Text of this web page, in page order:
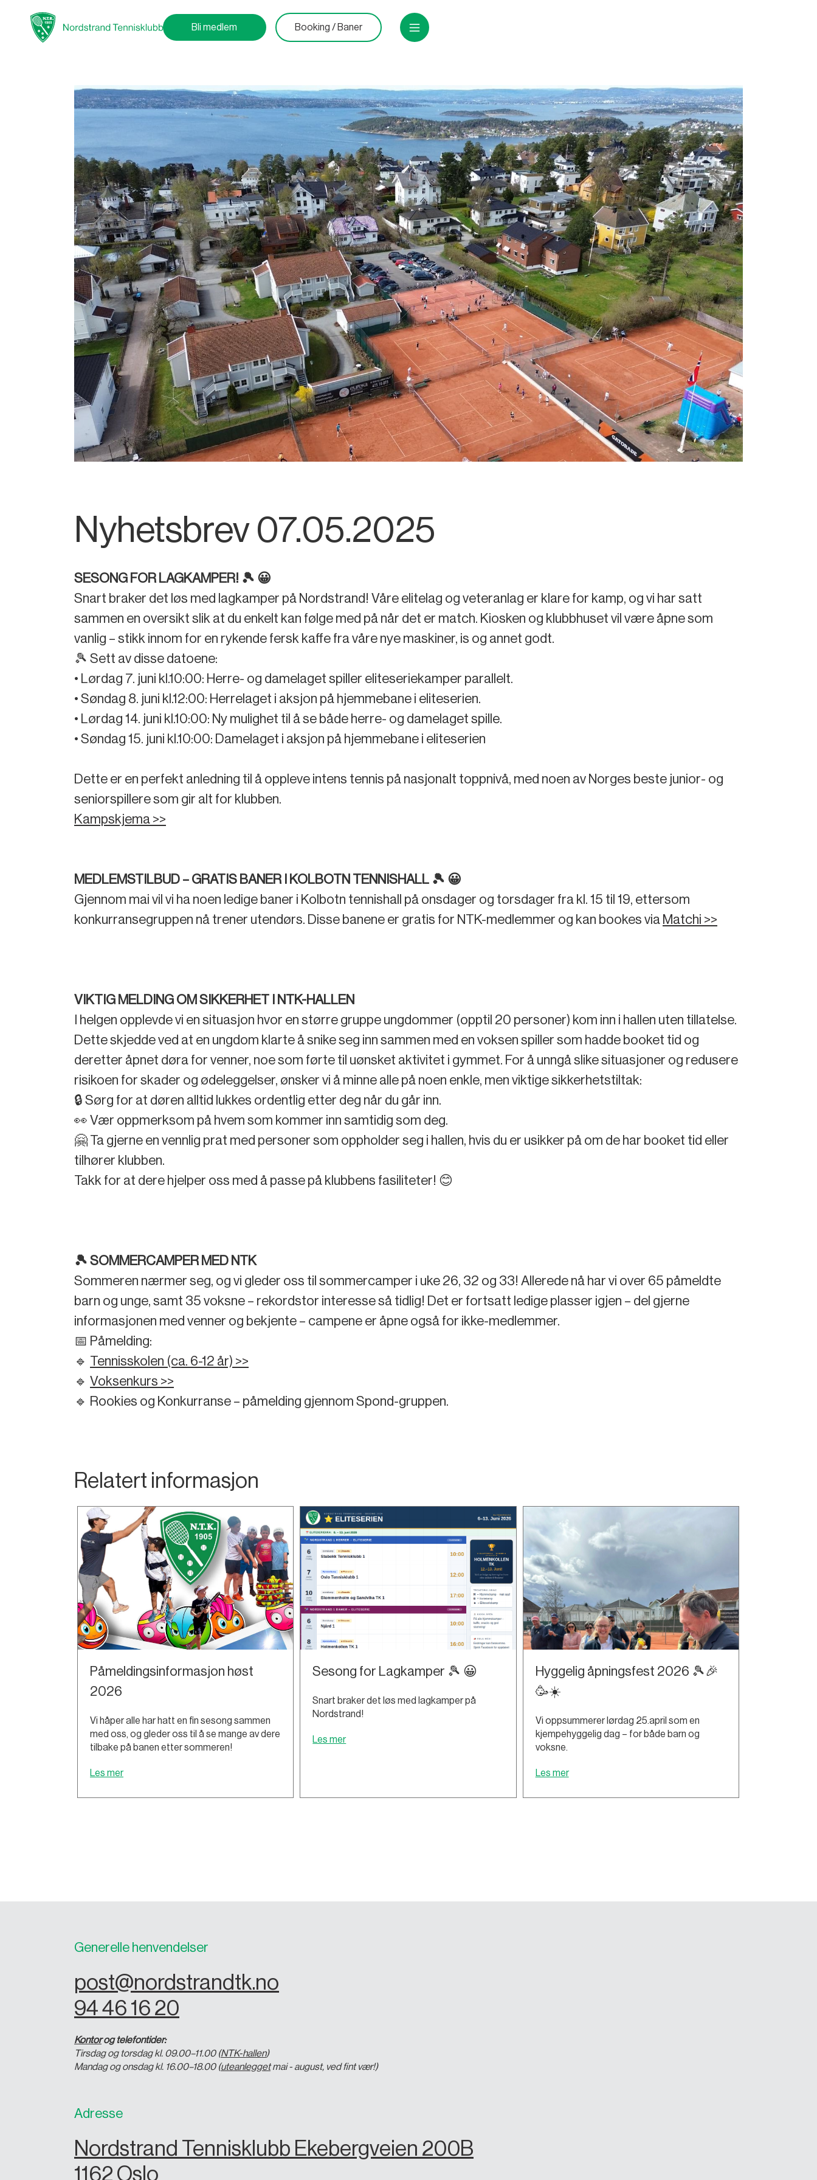
Bli medlem Booking / Baner
Nyhetsbrev 07.05.2025
SESONG FOR LAGKAMPER! 🎾 😀
Snart braker det løs med lagkamper på Nordstrand! Våre elitelag og veteranlag er klare for kamp, og vi har satt
sammen en oversikt slik at du enkelt kan følge med på når det er match. Kiosken og klubbhuset vil være åpne som
vanlig – stikk innom for en rykende fersk kaffe fra våre nye maskiner, is og annet godt.
🎾 Sett av disse datoene:
• Lørdag 7. juni kl.10:00: Herre- og damelaget spiller eliteseriekamper parallelt.
• Søndag 8. juni kl.12:00: Herrelaget i aksjon på hjemmebane i eliteserien.
• Lørdag 14. juni kl.10:00: Ny mulighet til å se både herre- og damelaget spille.
• Søndag 15. juni kl.10:00: Damelaget i aksjon på hjemmebane i eliteserien
Dette er en perfekt anledning til å oppleve intens tennis på nasjonalt toppnivå, med noen av Norges beste junior- og
seniorspillere som gir alt for klubben.
Kampskjema >>
MEDLEMSTILBUD – GRATIS BANER I KOLBOTN TENNISHALL 🎾 😀
Gjennom mai vil vi ha noen ledige baner i Kolbotn tennishall på onsdager og torsdager fra kl. 15 til 19, ettersom
konkurransegruppen nå trener utendørs. Disse banene er gratis for NTK-medlemmer og kan bookes via Matchi >>
VIKTIG MELDING OM SIKKERHET I NTK-HALLEN
I helgen opplevde vi en situasjon hvor en større gruppe ungdommer (opptil 20 personer) kom inn i hallen uten tillatelse.
Dette skjedde ved at en ungdom klarte å snike seg inn sammen med en voksen spiller som hadde booket tid og
deretter åpnet døra for venner, noe som førte til uønsket aktivitet i gymmet. For å unngå slike situasjoner og redusere
risikoen for skader og ødeleggelser, ønsker vi å minne alle på noen enkle, men viktige sikkerhetstiltak:
🔒 Sørg for at døren alltid lukkes ordentlig etter deg når du går inn.
👀 Vær oppmerksom på hvem som kommer inn samtidig som deg.
🤗 Ta gjerne en vennlig prat med personer som oppholder seg i hallen, hvis du er usikker på om de har booket tid eller
tilhører klubben.
Takk for at dere hjelper oss med å passe på klubbens fasiliteter! 😊
🎾 SOMMERCAMPER MED NTK
Sommeren nærmer seg, og vi gleder oss til sommercamper i uke 26, 32 og 33! Allerede nå har vi over 65 påmeldte
barn og unge, samt 35 voksne – rekordstor interesse så tidlig! Det er fortsatt ledige plasser igjen – del gjerne
informasjonen med venner og bekjente – campene er åpne også for ikke-medlemmer.
📅 Påmelding:
🔹 Tennisskolen (ca. 6-12 år) >>
🔹 Voksenkurs >>
🔹 Rookies og Konkurranse – påmelding gjennom Spond-gruppen.
Relatert informasjon
Påmeldingsinformasjon høst
2026
Vi håper alle har hatt en fin sesong sammen
med oss, og gleder oss til å se mange av dere
tilbake på banen etter sommeren!
Les mer
Sesong for Lagkamper 🎾 😀
Snart braker det løs med lagkamper på
Nordstrand!
Les mer
Hyggelig åpningsfest 2026 🎾🎉
🥳☀️
Vi oppsummerer lørdag 25.april som en
kjempehyggelig dag – for både barn og
voksne.
Les mer
Generelle henvendelser
post@nordstrandtk.no
94 46 16 20
Kontorog telefontider:
Tirsdag og torsdag kl. 09.00–11.00 (NTK-hallen)
Mandag og onsdag kl. 16.00–18.00 (uteanleggetmai - august, ved fint vær!)
Adresse
Nordstrand Tennisklubb Ekebergveien 200B
1162 Oslo